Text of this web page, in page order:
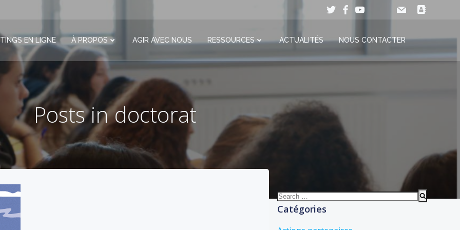
EN LIGNE À PROPOS AGIR AVEC NOUS RESSOURCES ACTUALITÉS NOUS CONTACTER
Posts in doctorat
Search
for:
Catégories